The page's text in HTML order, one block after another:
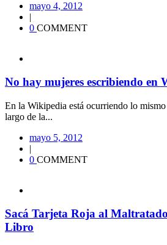
mayo 4, 2012
|
0 COMMENT
No hay mujeres escribiendo en
En la Wikipedia está ocurriendo lo
largo de la...
mayo 5, 2012
|
0 COMMENT
Sacá Tarjeta Roja al
Libro